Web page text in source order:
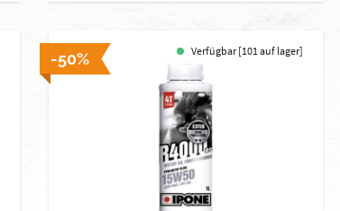
-50% Verfügbar [101 auf lager]